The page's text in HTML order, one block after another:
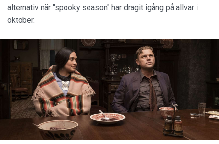
alternativ när "spooky season" har dragit igång på allvar i
oktober.